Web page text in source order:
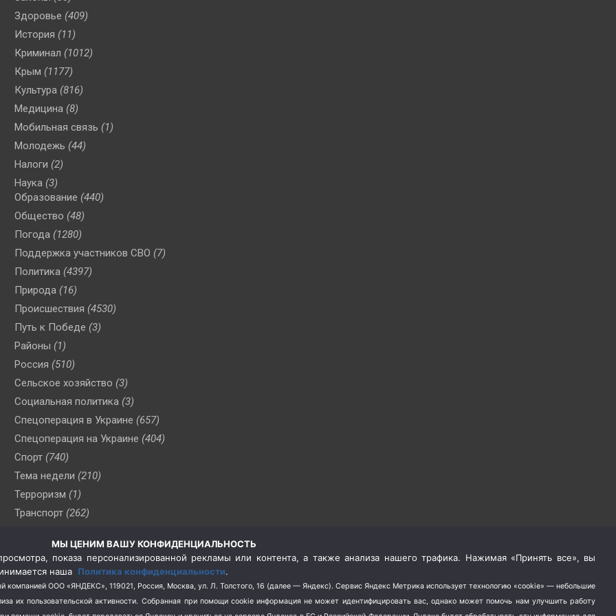
Здоровье (409)
История (11)
Криминал (1012)
Крым (1177)
Культура (816)
Медицина (8)
Мобильная связь (1)
Молодежь (44)
Налоги (2)
Наука (3)
Образование (440)
Общество (48)
Погода (1280)
Поддержка участников СВО (7)
Политика (4397)
Природа (16)
Происшествия (4530)
Путь к Победе (3)
Районы (1)
Россия (510)
Сельское хозяйство (3)
Социальная политика (3)
Спецоперация в Украине (657)
Спецоперация на Украине (404)
Спорт (740)
Тема недели (210)
Терроризм (1)
Транспорт (262)
(76)
Цены (2)
Школа и спорт (2)
Экология (8)
МЫ ЦЕНИМ ВАШУ КОНФИДЕНЦИАЛЬНОСТЬ
показа персонализированной рекламы или контента, а также анализа нашего трафика. Нажимая «Принять все», вы
наша Политика конфиденциальности.
компанией ООО «ЯНДЕКС», 119021, Россия, Москва, ул. Л. Толстого, 16 (далее — Яндекс). Сервис Яндекс Метрика использует технологию «cookie» — небольшие
их пользовательской активности. Собранная при помощи cookie информация не может идентифицировать вас, однако может помочь нам улучшить работу